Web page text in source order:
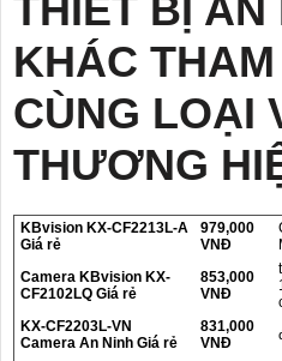
THIẾT BỊ AN
KHÁC
CÙNG LOẠI
THƯƠNG
KBvision KX-CF2213L-A
Giá rẻ
979,000
VNĐ
Camera KBvision KX-
CF2102LQ Giá rẻ
853,000
VNĐ
KX-CF2203L-VN
Camera An Ninh Giá rẻ
831,000
VNĐ